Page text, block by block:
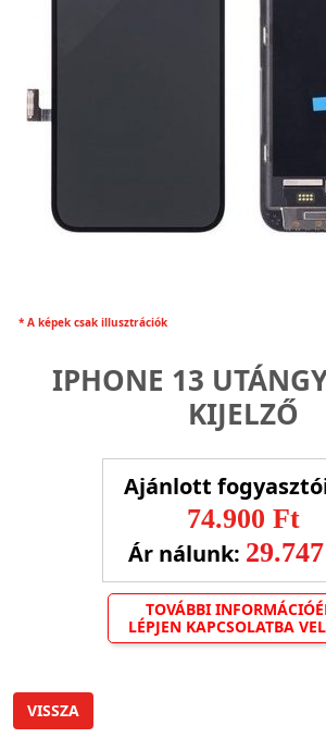
* A képek csak illusztrációk
IPHONE 13
KIJELZŐ
Ajánlott
74.900 Ft
Ár nálunk:
TOVÁBBI
LÉPJEN KAPCSOLATBA
VISSZA